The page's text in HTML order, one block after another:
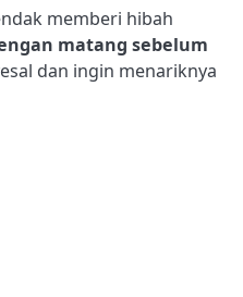
memberi hibah
matang sebelum
dan ingin menariknya